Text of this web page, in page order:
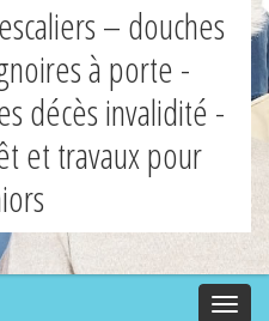
– douches
à porte -
décès invalidité -
et travaux pour